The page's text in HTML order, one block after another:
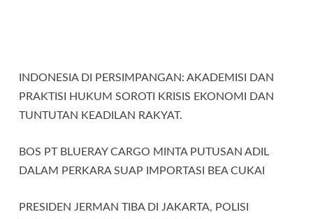
INDONESIA DI PERSIMPANGAN: AKADEMISI DAN
PRAKTISI HUKUM SOROTI KRISIS EKONOMI DAN
TUNTUTAN KEADILAN RAKYAT.
BOS PT BLUERAY CARGO MINTA PUTUSAN ADIL
DALAM PERKARA SUAP IMPORTASI BEA CUKAI
PRESIDEN JERMAN TIBA DI JAKARTA, POLISI